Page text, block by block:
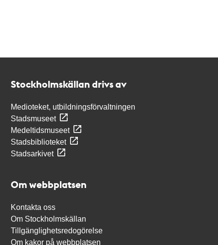
Stockholmskällan drivs av
Medioteket, utbildningsförvaltningen
Stadsmuseet
Medeltidsmuseet
Stadsbiblioteket
Stadsarkivet
Om webbplatsen
Kontakta oss
Om Stockholmskällan
Tillgänglighetsredogörelse
Om kakor på webbplatsen